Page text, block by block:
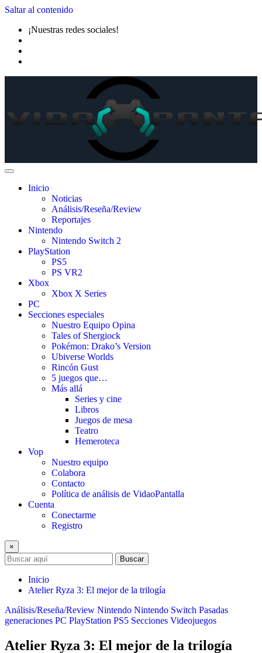
Saltar al contenido
¡Nuestras redes sociales!
Inicio
Noticias
Análisis/Reseña/Review
Reportajes
Nintendo
Nintendo Switch 2
PlayStation
PS5
PS VR2
Xbox
Xbox X Series
PC
Secciones especiales
Nuestro Equipo Opina
Tales of Shergiock
Pokémon: Drako’s Version
Ubiverse Worlds
Rincón Gust
5 juegos que…
Más allá
Series y cine
Libros
Juegos de mesa
Teatro
Hemeroteca
Vop
Nuestro equipo
Colabora
Contacto
Política de análisis de VidaoPantalla
Cuenta
Conectarme
Registro
×
Buscar
Inicio
Atelier Ryza 3: El mejor de la trilogía
Análisis/Reseña/Review Nintendo Nintendo Switch Pasadas
generaciones PC PlayStation PS5 Secciones Videojuegos
Atelier Ryza 3: El mejor de la trilogía